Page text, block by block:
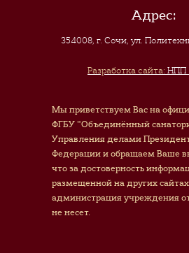
Адрес:
354008, г. Сочи,ул.
Разработка сайта: НПП
Мы приветствуем Вас на
ФГБУ "Объединённый
Управления делами
Федерации и обращаем Ваше
что за достоверность
размещенной на других
администрация учреждения
не несет.